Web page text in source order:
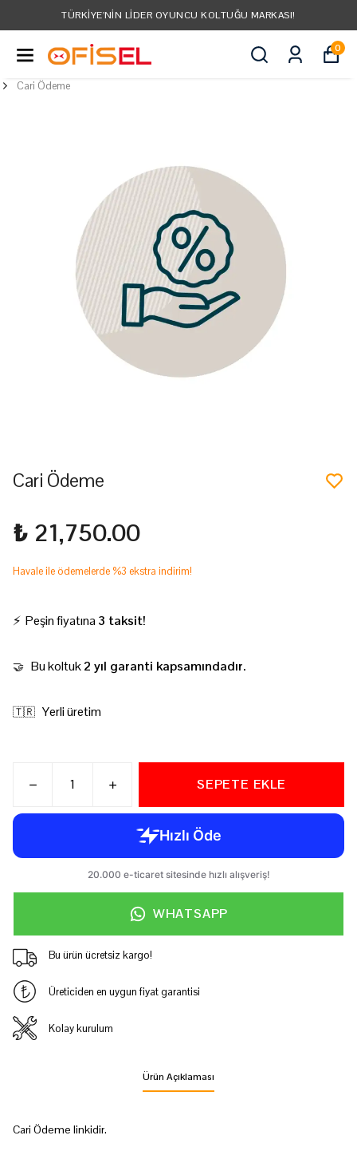
TÜRKIYE'NIN LIDER OYUNCU KOLTUĞU MARKASI!
0
Cari Ödeme
Cari Ödeme
₺ 21,750.00
Havale ile ödemelerde %3 ekstra indirim!
⚡ Peşin fiyatına 3 taksit!
🤝 Bu koltuk2 yıl garanti kapsamındadır.
🇹🇷 Yerli üretim
SEPETE EKLE
WHATSAPP
Bu ürün ücretsiz kargo!
Üreticiden en uygun fiyat garantisi
Kolay kurulum
Ürün Açıklaması
Cari Ödeme linkidir.